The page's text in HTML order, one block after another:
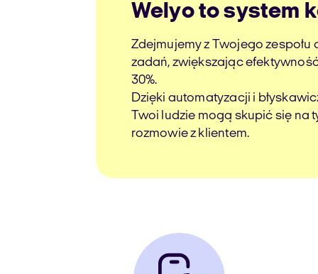
Welyo to system
Zdejmujemy z Twojego
zadań, zwiększając
30%.
Dzięki automatyzacji i
Twoi ludzie mogą skupić się na
rozmowie z klientem.